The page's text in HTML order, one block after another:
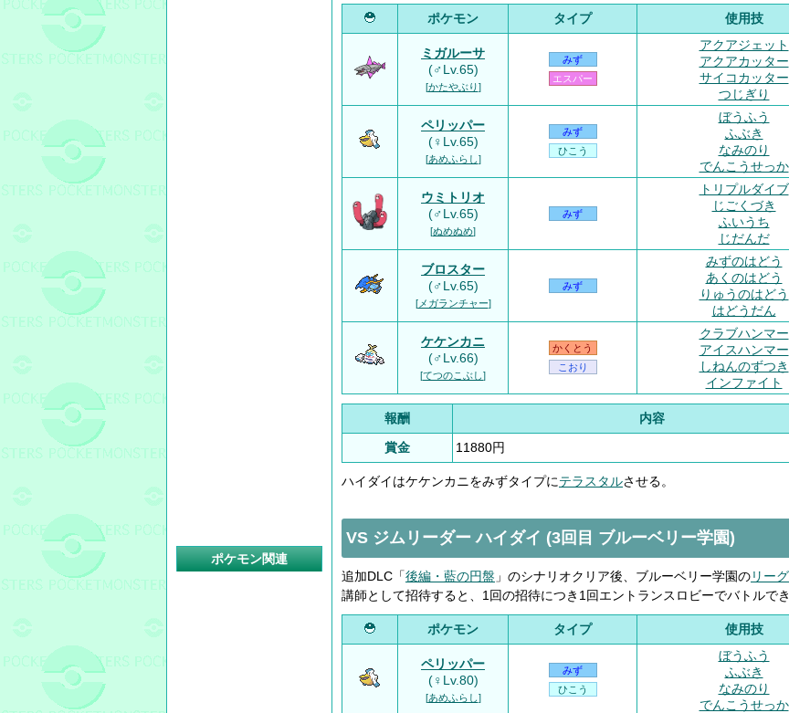
ポケモン タイプ 使用技
ミガルーサ
(♂Lv.65)
[かたやぶり]
みず
エスパー
アクアジェット
アクアカッター
サイコカッター
つじぎり
ペリッパー
(♀Lv.65)
[あめふらし]
みず
ひこう
ぼうふう
ふぶき
なみのり
でんこうせっか
ウミトリオ
(♂Lv.65)
[ぬめぬめ]
みず
トリプルダイブ
じごくづき
ふいうち
じだんだ
ブロスター
(♂Lv.65)
[メガランチャー]
みず
みずのはどう
あくのはどう
りゅうのはどう
はどうだん
ケケンカニ
(♂Lv.66)
[てつのこぶし]
かくとう
こおり
クラブハンマー
アイスハンマー
しねんのずつき
インファイト
報酬
内容
賞金
11880円
ハイダイはケケンカニをみずタイプにテラスタルさせる。
VS ジムリーダー ハイダイ (3回目 ブルーベリー学園)
追加DLC「後編・藍の円盤 」のシナリオクリア後、ブルーベリー学園のリー
講師として招待すると、1回の招待につき1回エントランスロビーでバトルでき
ポケモン タイプ 使用技
ペリッパー
(♀Lv.80)
[あめふらし]
みず
ひこう
ぼうふう
ふぶき
なみのり
でんこうせっか
ポケモン関連